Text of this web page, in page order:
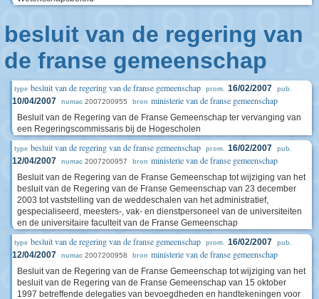
besluit van de regering van
de franse gemeenschap
type besluit van de regering van de franse gemeenschap prom. 16/02/2007 pub.
10/04/2007 numac 2007200955 bron ministerie van de franse gemeenschap
Besluit van de Regering van de Franse Gemeenschap ter vervanging van
een Regeringscommissaris bij de Hogescholen
type besluit van de regering van de franse gemeenschap prom. 16/02/2007 pub.
12/04/2007 numac 2007200957 bron ministerie van de franse gemeenschap
Besluit van de Regering van de Franse Gemeenschap tot wijziging van het
besluit van de Regering van de Franse Gemeenschap van 23 december
2003 tot vaststelling van de weddeschalen van het administratief,
gespecialiseerd, meesters-, vak- en dienstpersoneel van de universiteiten
en de universitaire faculteit van de Franse Gemeenschap
type besluit van de regering van de franse gemeenschap prom. 16/02/2007 pub.
12/04/2007 numac 2007200958 bron ministerie van de franse gemeenschap
Besluit van de Regering van de Franse Gemeenschap tot wijziging van het
besluit van de Regering van de Franse Gemeenschap van 15 oktober
1997 betreffende delegaties van bevoegdheden en handtekeningen voor